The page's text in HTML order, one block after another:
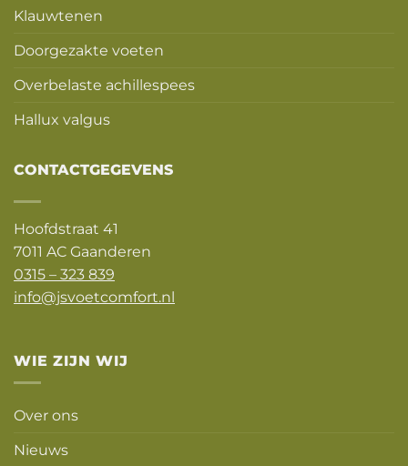
Klauwtenen
Doorgezakte voeten
Overbelaste achillespees
Hallux valgus
CONTACTGEGEVENS
Hoofdstraat 41
7011 AC Gaanderen
0315 – 323 839
info@jsvoetcomfort.nl
WIE ZIJN WIJ
Over ons
Nieuws